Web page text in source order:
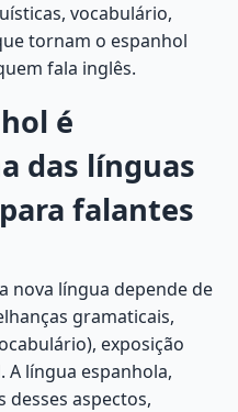
vocabulário,
tornam o espanhol
fala inglês.
é
das línguas
falantes
nova língua depende de
gramaticais,
exposição
A língua espanhola,
aspectos,